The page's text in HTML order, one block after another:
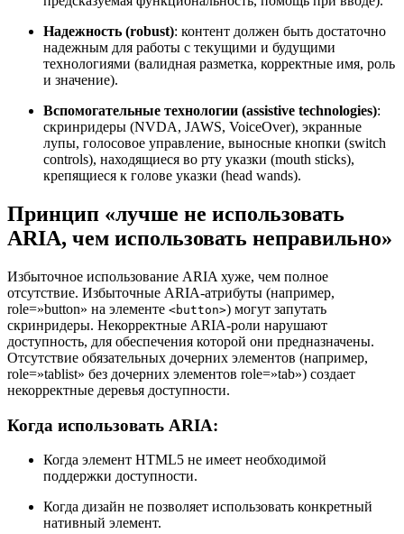
Надежность (robust): контент должен быть достаточно
надежным для работы с текущими и будущими
технологиями (валидная разметка, корректные имя, роль
и значение).
Вспомогательные технологии (assistive technologies):
скринридеры (NVDA, JAWS, VoiceOver), экранные
лупы, голосовое управление, выносные кнопки (switch
controls), находящиеся во рту указки (mouth sticks),
крепящиеся к голове указки (head wands).
Принцип «лучше не использовать
ARIA, чем использовать неправильно»
Избыточное использование ARIA хуже, чем полное
отсутствие. Избыточные ARIA-атрибуты (например,
role=»button» на элементе <button>) могут запутать
скринридеры. Некорректные ARIA-роли нарушают
доступность, для обеспечения которой они предназначены.
Отсутствие обязательных дочерних элементов (например,
role=»tablist» без дочерних элементов role=»tab») создает
некорректные деревья доступности.
Когда использовать ARIA:
Когда элемент HTML5 не имеет необходимой
поддержки доступности.
Когда дизайн не позволяет использовать конкретный
нативный элемент.